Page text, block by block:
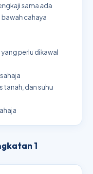
sama ada
cahaya
perlu dikawal
tanah, dan suhu
1